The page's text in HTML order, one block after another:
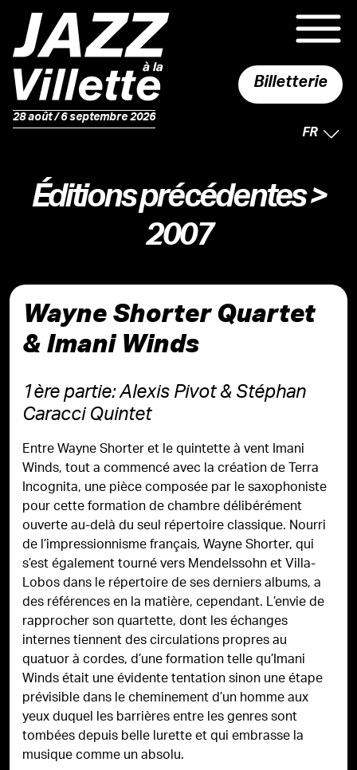
28 août / 6 septembre 2026
Billetterie
FR
Éditions précédentes>
2007
Wayne Shorter Quartet
& Imani Winds
1ère partie: Alexis Pivot & Stéphan
Caracci Quintet
Entre Wayne Shorter et le quintette à vent Imani
Winds, tout a commencé avec la création de Terra
Incognita, une pièce composée par le saxophoniste
pour cette formation de chambre délibérément
ouverte au-delà du seul répertoire classique. Nourri
de l’impressionnisme français, Wayne Shorter, qui
s’est également tourné vers Mendelssohn et Villa-
Lobos dans le répertoire de ses derniers albums, a
des références en la matière, cependant. L’envie de
rapprocher son quartette, dont les échanges
internes tiennent des circulations propres au
quatuor à cordes, d’une formation telle qu’Imani
Winds était une évidente tentation sinon une étape
prévisible dans le cheminement d’un homme aux
yeux duquel les barrières entre les genres sont
tombées depuis belle lurette et qui embrasse la
musique comme un absolu.